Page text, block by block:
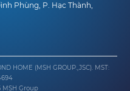
Phùng, P. Hạc Thành,
HOME (MSH GROUP.,JSC). MST:
MSH Group